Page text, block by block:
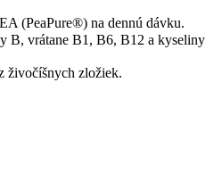
(PeaPure®) na dennú dávku.
B, vrátane B1, B6, B12 a kyseliny
živočíšnych zložiek.